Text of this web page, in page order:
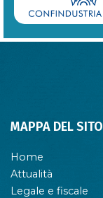
MAPPA DEL SITO
Home
Attualità
Legale e fiscale